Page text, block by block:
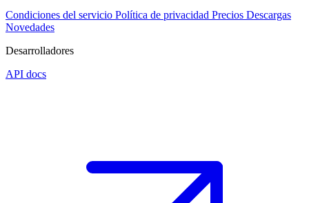
Condiciones del servicio Política de privacidad Precios Descargas
Novedades
Desarrolladores
API docs